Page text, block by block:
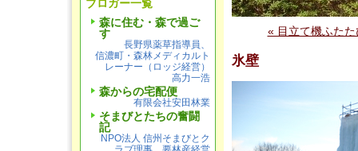
« 目立て機ふたた
氷壁
ブロガー一覧
森に住む・森で過ご
す
長野県薬草指導員、
信濃町・森林メディカルト
レーナー（ロッジ経営）
高力一浩
森からの宅配便
有限会社安田林業
そまびとたちの奮闘
記
NPO法人 信州そまびとク